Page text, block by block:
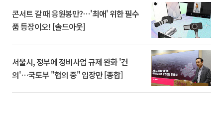
콘서트 갈 때 응원봉만?⋯'최애' 위한 필수
품 등장이오! [솔드아웃]
서울시, 정부에 정비사업 규제 완화 '건
의'⋯국토부 "협의 중" 입장만 [종합]